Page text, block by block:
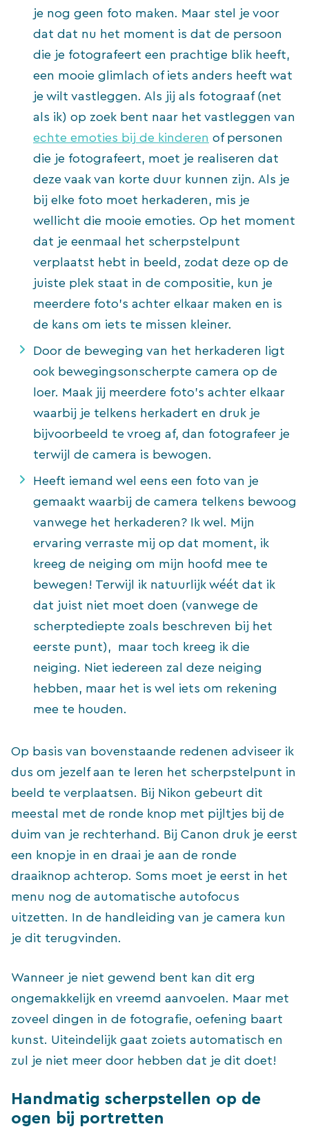
je nog geen foto maken. Maar stel je voor
dat dat nu het moment is dat de persoon
die je fotografeert een prachtige blik heeft,
een mooie glimlach of iets anders heeft wat
je wilt vastleggen. Als jij als fotograaf (net
als ik) op zoek bent naar het vastleggen van
echte emoties bij de kinderen of personen
die je fotografeert, moet je realiseren dat
deze vaak van korte duur kunnen zijn. Als je
bij elke foto moet herkaderen, mis je
wellicht die mooie emoties. Op het moment
dat je eenmaal het scherpstelpunt
verplaatst hebt in beeld, zodat deze op de
juiste plek staat in de compositie, kun je
meerdere foto’s achter elkaar maken en is
de kans om iets te missen kleiner.
Door de beweging van het herkaderen ligt
ook bewegingsonscherpte camera op de
loer. Maak jij meerdere foto’s achter elkaar
waarbij je telkens herkadert en druk je
bijvoorbeeld te vroeg af, dan fotografeer je
terwijl de camera is bewogen.
Heeft iemand wel eens een foto van je
gemaakt waarbij de camera telkens bewoog
vanwege het herkaderen? Ik wel. Mijn
ervaring verraste mij op dat moment, ik
kreeg de neiging om mijn hoofd mee te
bewegen! Terwijl ik natuurlijk wéét dat ik
dat juist niet moet doen (vanwege de
scherptediepte zoals beschreven bij het
eerste punt), maar toch kreeg ik die
neiging. Niet iedereen zal deze neiging
hebben, maar het is wel iets om rekening
mee te houden.
Op basis van bovenstaande redenen adviseer ik
dus om jezelf aan te leren het scherpstelpunt in
beeld te verplaatsen. Bij Nikon gebeurt dit
meestal met de ronde knop met pijltjes bij de
duim van je rechterhand. Bij Canon druk je eerst
een knopje in en draai je aan de ronde
draaiknop achterop. Soms moet je eerst in het
menu nog de automatische autofocus
uitzetten. In de handleiding van je camera kun
je dit terugvinden.
Wanneer je niet gewend bent kan dit erg
ongemakkelijk en vreemd aanvoelen. Maar met
zoveel dingen in de fotografie, oefening baart
kunst. Uiteindelijk gaat zoiets automatisch en
zul je niet meer door hebben dat je dit doet!
Handmatig scherpstellen op de
ogen bij portretten